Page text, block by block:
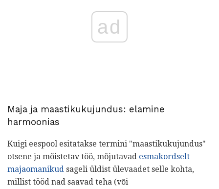
ad
Maja ja maastikukujundus: elamine
harmoonias
Kuigi eespool esitatakse termini "maastikukujundus"
otsene ja mõistetav töö, mõjutavad esmakordselt
majaomanikud sageli üldist ülevaadet selle kohta,
millist tööd nad saavad teha (või